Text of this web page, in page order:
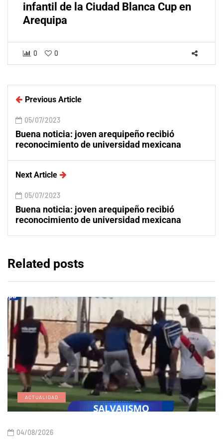
infantil de la Ciudad Blanca Cup en
Arequipa
0 0
Previous Article
05/07/2023
Buena noticia: joven arequipeño recibió
reconocimiento de universidad mexicana
Next Article
05/07/2023
Buena noticia: joven arequipeño recibió
reconocimiento de universidad mexicana
Related posts
ACTUALIDAD
04/08/2026